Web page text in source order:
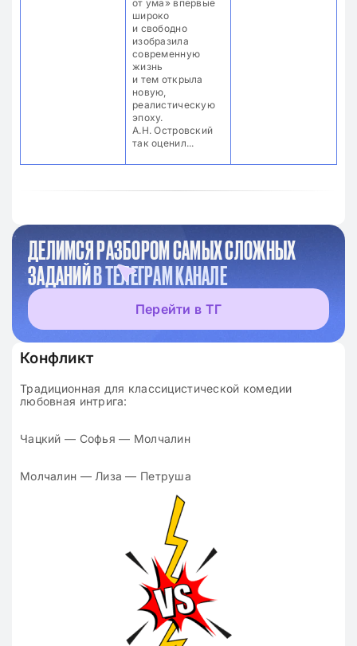
ДЕЛИМСЯ РАЗБОРОМ САМЫХ СЛОЖНЫХ
ЗАДАНИЙВ ТЕЛЕГРАМ КАНАЛЕ
Перейти в ТГ
Конфликт
Традиционная для классицистической комедии
любовная интрига:
Чацкий — Софья — Молчалин
Молчалин — Лиза — Петруша